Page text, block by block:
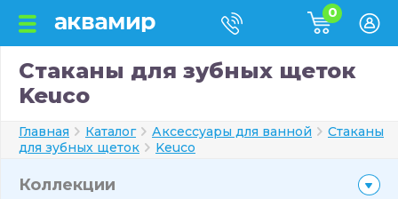
0
Стаканы для зубных щеток
Keuco
Главная Каталог Аксессуары для ванной
Стаканы
для зубных щеток
Keuco
Коллекции